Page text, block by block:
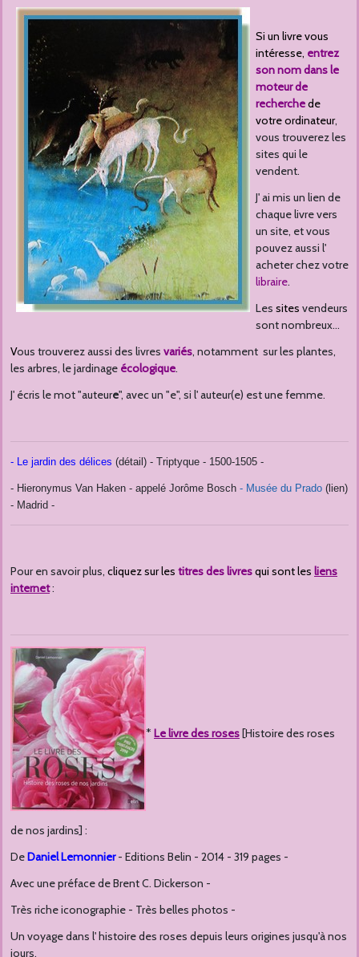
Si un livre vous
intéresse, entrez
son nom dans le
moteur de
recherchede
votre ordinateur,
vous trouverez les
sites qui le
vendent.
J' ai mis un lien de
chaque livre vers
un site, et vous
pouvez aussi l'
acheter chez votre
libraire.
Les sites vendeurs
sont nombreux...
Vous trouverez aussi des livres variés, notamment sur les plantes,
les arbres, le jardinage écologique.
J' écris le mot "auteure", avec un "e", si l' auteur(e) est une femme.
- Le jardin des délices (détail) - Triptyque - 1500-1505 -
- Hieronymus Van Haken - appelé Jorôme Bosch - Musée du Prado (lien)
- Madrid -
Pour en savoir plus, cliquez sur les titres des livresqui sont les liens
internet:
* Le livre des roses[Histoire des roses
de nos jardins] :
DeDaniel Lemonnier- Editions Belin - 2014 - 319 pages -
Avec une préface de Brent C. Dickerson -
Très riche iconographie - Très belles photos -
Un voyage dans l' histoire des roses depuis leurs origines jusqu'à nos
jours.